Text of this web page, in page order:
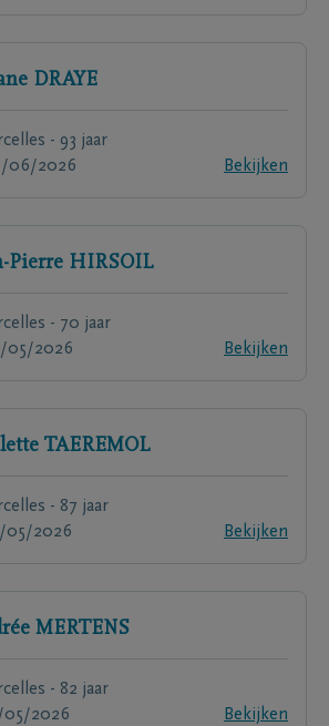
DRAYE
- 93 jaar
06/2026
Bekijken
Pierre HIRSOIL
- 70 jaar
05/2026
Bekijken
TAEREMOL
- 87 jaar
05/2026
Bekijken
MERTENS
- 82 jaar
05/2026
Bekijken